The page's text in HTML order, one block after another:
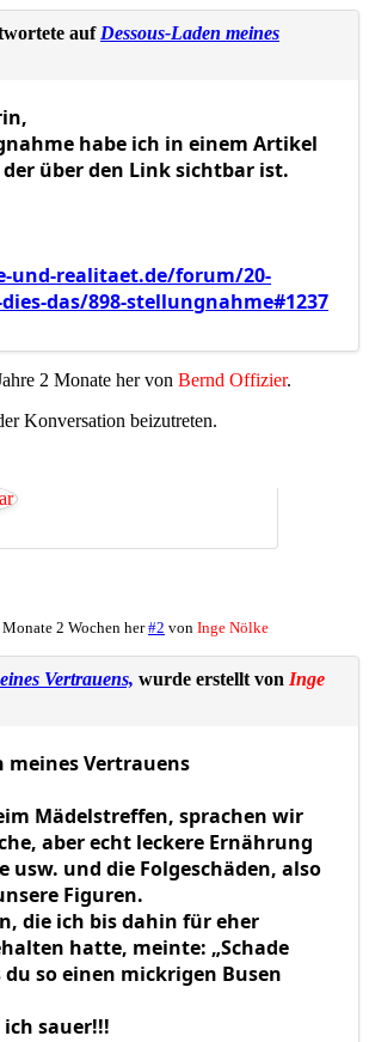
aufDessous-Laden meines
habe ich in einem Artikel
über den Link sichtbar ist.
und-realitaet.de/forum/20-
das/898-stellungnahme#1237
2 Monate her von Bernd Offizier.
Konversation beizutreten.
2 Wochen her #2 von Inge Nölke
Vertrauens, wurde erstellt von Inge
meines Vertrauens
Mädelstreffen, sprachen wir
aber echt leckere Ernährung
usw. und die Folgeschäden, also
Figuren.
die ich bis dahin für eher
hatte, meinte: „Schade
so einen mickrigen Busen
sauer!!!